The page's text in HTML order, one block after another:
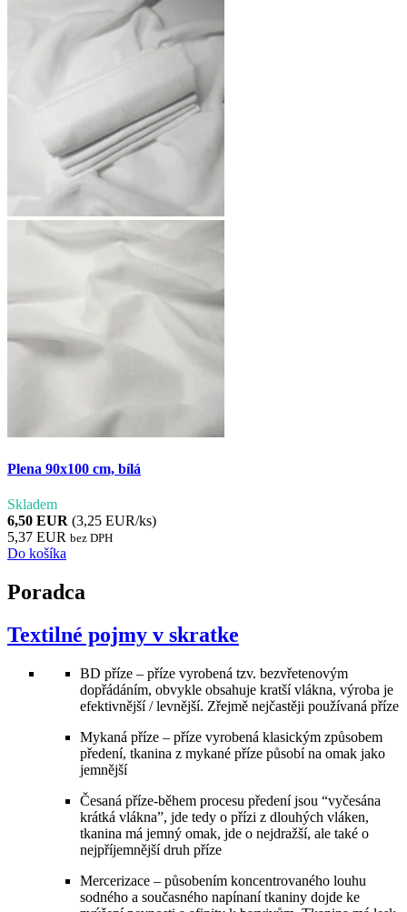
Plena 90x100 cm, bílá
Skladem
6,50 EUR (3,25 EUR/ks)
5,37 EUR bez DPH
Do košíka
Poradca
Textilné pojmy v skratke
BD příze – příze vyrobená tzv. bezvřetenovým
dopřádáním, obvykle obsahuje kratší vlákna, výroba je
efektivnější / levnější. Zřejmě nejčastěji používaná příze
Mykaná příze – příze vyrobená klasickým způsobem
předení, tkanina z mykané příze působí na omak jako
jemnější
Česaná příze-během procesu předení jsou “vyčesána
krátká vlákna”, jde tedy o přízi z dlouhých vláken,
tkanina má jemný omak, jde o nejdražší, ale také o
nejpříjemnější druh příze
Mercerizace – působením koncentrovaného louhu
sodného a současného napínaní tkaniny dojde ke